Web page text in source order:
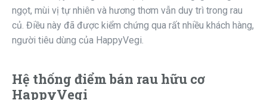
ngọt, mùi vị tự nhiên và hương thơm vẫn duy trì trong rau
củ. Điều này đã được kiểm chứng qua rất nhiều khách hàng,
người tiêu dùng của HappyVegi.
Hệ thống điểm bán rau hữu cơ
HappyVegi